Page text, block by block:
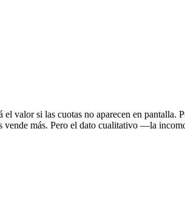
el valor si las cuotas no aparecen en
vende más. Pero el dato cualitativo —la